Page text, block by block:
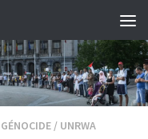
GÉNOCIDE / UNRWA